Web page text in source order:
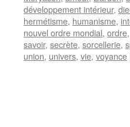
développement intérieur,
hermétisme, humanisme,
nouvel ordre mondial, ordre,
savoir, secrète, sorcellerie,
union, univers, vie, voyance